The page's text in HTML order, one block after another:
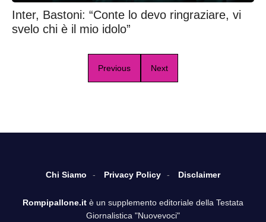
Inter, Bastoni: “Conte lo devo ringraziare, vi
svelo chi è il mio idolo”
Previous Next
Chi Siamo Privacy Policy Disclaimer
Rompipallone.it è un supplemento editoriale della Testata
Giornalistica "Nuovevoci"